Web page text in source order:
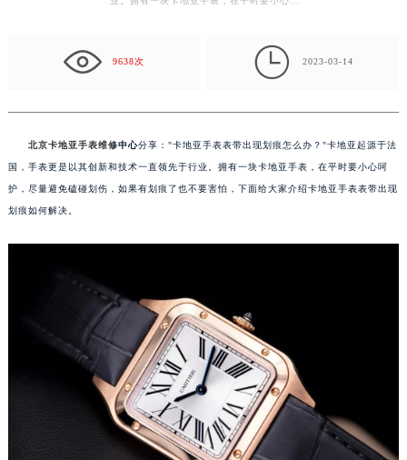
9638次  2023-03-14
北京卡地亚手表维修中心分享："卡地亚手表表带出现划痕怎么办？"卡地亚起源于法
国，手表更是以其创新和技术一直领先于行业。拥有一块卡地亚手表，在平时要小心呵
护，尽量避免磕碰划伤，如果有划痕了也不要害怕，下面给大家介绍卡地亚手表表带出现
划痕如何解决。